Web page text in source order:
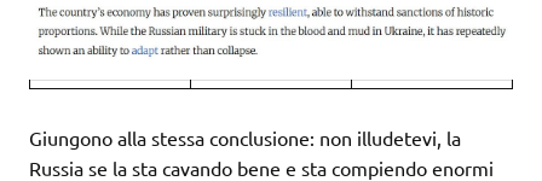
Giungono alla stessa conclusione: non illudetevi, la
Russia se la sta cavando bene e sta compiendo enormi